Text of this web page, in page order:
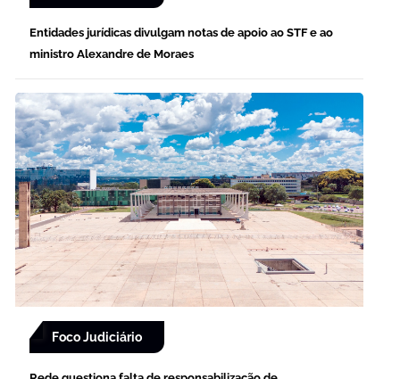
Entidades jurídicas divulgam notas de apoio ao STF e ao
ministro Alexandre de Moraes
Foco Judiciário